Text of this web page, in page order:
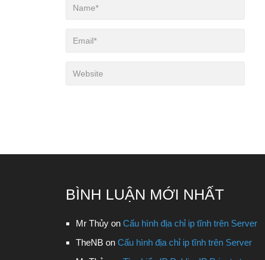
BÌNH LUẬN MỚI NHẤT
Mr Thủy on Cấu hình địa chỉ ip tĩnh trên Server
TheNB on Cấu hình địa chỉ ip tĩnh trên Server